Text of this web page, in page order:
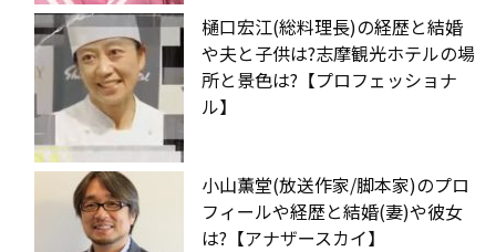
樋口宏江(総料理長)の経歴と結婚
や夫と子供は?志摩観光ホテルの場
所と景色は?【プロフェッショナ
ル】
小山薫堂(放送作家/脚本家)のプロ
フィールや経歴と結婚(妻)や彼女
は?【アナザースカイ】